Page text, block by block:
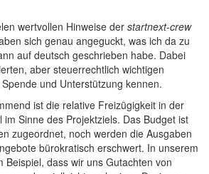
wertvollen Hinweise der startnext-crew
sich genau angeguckt, was ich da zu
auf deutsch geschrieben habe. Dabei
aber steuerrechtlich wichtigen
und Unterstützung kennen.
ist die relative Freizügigkeit in der
im Sinne des Projektziels. Das Budget ist
zugeordnet, noch werden die Ausgaben
bürokratisch erschwert. In unserem
Beispiel, dass wir uns Gutachten von